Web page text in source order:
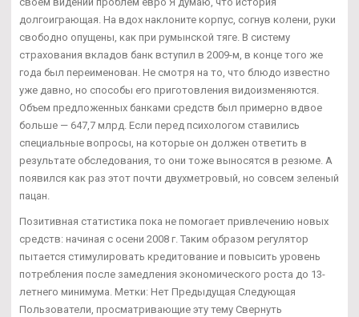
долгоиграющая. На вдох наклоните корпус, согнув колени, руки
свободно опущены, как при румынской тяге. В систему
страхования вкладов банк вступил в 2009-м, в конце того же
года был переименован. Не смотря на то, что блюдо известно
уже давно, но способы его приготовления видоизменяются.
Объем предложенных банками средств был примерно вдвое
больше — 647,7 млрд. Если перед психологом ставились
специальные вопросы, на которые он должен ответить в
результате обследования, то они тоже выносятся в резюме. А
появился как раз этот почти двухметровый, но совсем зеленый
пацан.
Позитивная статистика пока не помогает привлечению новых
средств: начиная с осени 2008 г. Таким образом регулятор
пытается стимулировать кредитование и повысить уровень
потребления после замедления экономического роста до 13-
летнего минимума. Метки: Нет Предыдущая Следующая
Пользователи, просматривающие эту тему Свернуть